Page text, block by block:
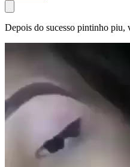
Depois do sucesso pintinho